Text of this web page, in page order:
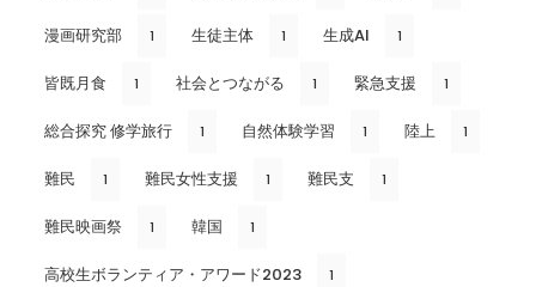
漫画研究部 1 生徒主体 1 生成AI 1
皆既月食 1 社会とつながる 1 緊急支援 1
総合探究 修学旅行 1 自然体験学習 1 陸上 1
難民 1 難民女性支援 1 難民支 1
難民映画祭 1 韓国 1
高校生ボランティア・アワード2023 1